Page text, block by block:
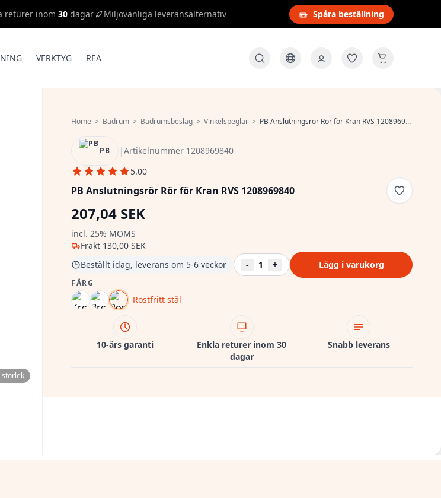
returer inom 30 dagar Miljövänliga leveransalternativ Spåra beställning
VERKTYG REA
storlek
Home > Badrum > Badrumsbeslag > Vinkelspeglar > PB Anslutningsrör Rör för Kran RVS 1208969840
PB | Artikelnummer 1208969840
5.00
PB Anslutningsrör Rör för Kran RVS 1208969840
207,04 SEK
incl. 25% MOMS
Frakt 130,00 SEK
Beställt idag, leverans om 5-6 veckor
- 1 + Lägg i varukorg
FÄRG
Rostfritt stål
10-års garanti
Enkla returer inom 30
dagar
Snabb leverans